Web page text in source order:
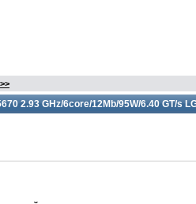
2.93 GHz/6core/12Mb/95W/6.40 GT/s